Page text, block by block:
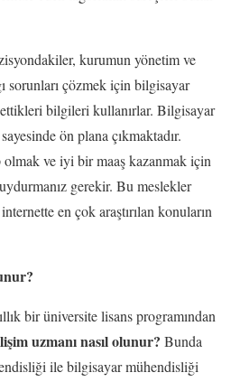
kurumun yönetim ve
sorunları çözmek için bilgisayar
ettikleri bilgileri kullanırlar. Bilgisayar
ön plana çıkmaktadır.
ve iyi bir maaş kazanmak için
gerekir. Bu meslekler
en çok araştırılan konuların
bir üniversite lisans programından
uzmanı nasıl olunur? Bunda
ile bilgisayar mühendisliği